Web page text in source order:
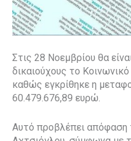
Στις 28 Νοεμβρίου θα
δικαιούχους το
καθώς εγκρίθηκε η
60.479.676,89 ευρώ.
Αυτό προβλέπει απόφαση